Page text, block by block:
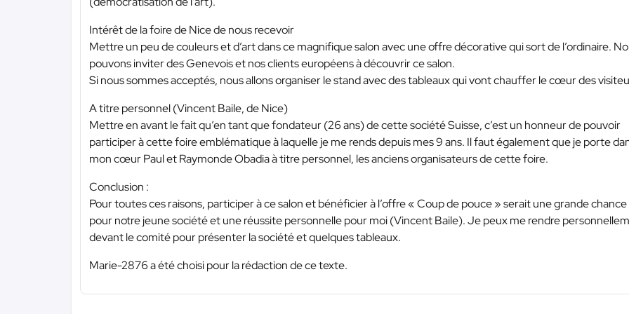
Intérêt de la foire de Nice de nous recevoir
Mettre un peu de couleurs et d’art dans ce magnifique salon avec une offre décorative qui sort de l’ordinaire.
pouvons inviter des Genevois et nos clients européens à découvrir ce salon.
Si nous sommes acceptés, nous allons organiser le stand avec des tableaux qui vont chauffer le cœur des
A titre personnel (Vincent Baile, de Nice)
Mettre en avant le fait qu’en tant que fondateur (26 ans) de cette société Suisse, c’est un honneur de pouvoir
participer à cette foire emblématique à laquelle je me rends depuis mes 9 ans. Il faut également que je porte
mon cœur Paul et Raymonde Obadia à titre personnel, les anciens organisateurs de cette foire.
Conclusion :
Pour toutes ces raisons, participer à ce salon et bénéficier à l’offre « Coup de pouce » serait une grande chance
pour notre jeune société et une réussite personnelle pour moi (Vincent Baile). Je peux me rendre
devant le comité pour présenter la société et quelques tableaux.
Marie-2876 a été choisi pour la rédaction de ce texte.